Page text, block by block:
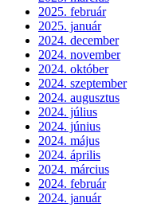
2025. február
2025. január
2024. december
2024. november
2024. október
2024. szeptember
2024. augusztus
2024. július
2024. június
2024. május
2024. április
2024. március
2024. február
2024. január